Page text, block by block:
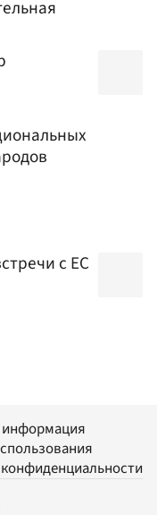
с ЕС